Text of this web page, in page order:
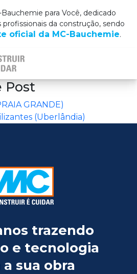
para Você, dedicado
da construção, sendo
oficial da MC-Bauchemie.
Post
GRANDE)
(Uberlândia)
trazendo
e tecnologia
a sua obra